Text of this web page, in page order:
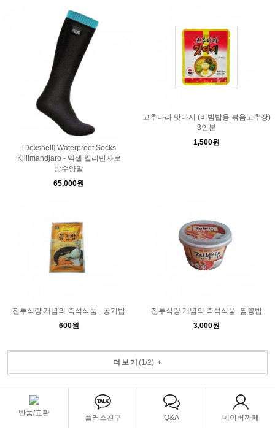
[Dexshell] Waterproof Socks
Killimandjaro - 덱셀 킬리만자로
방수양말
65,000원
고추나라 맛다시 (비빔밥용 볶음고추장)
3인분
1,500원
전투식량 개념의 즉석식품 - 공기밥
600원
전투식량 개념의 즉석식품- 짬뽕밥
3,000원
더보기 (1/2)+
반품/교환
플러스친구 Q&A 네이버까페